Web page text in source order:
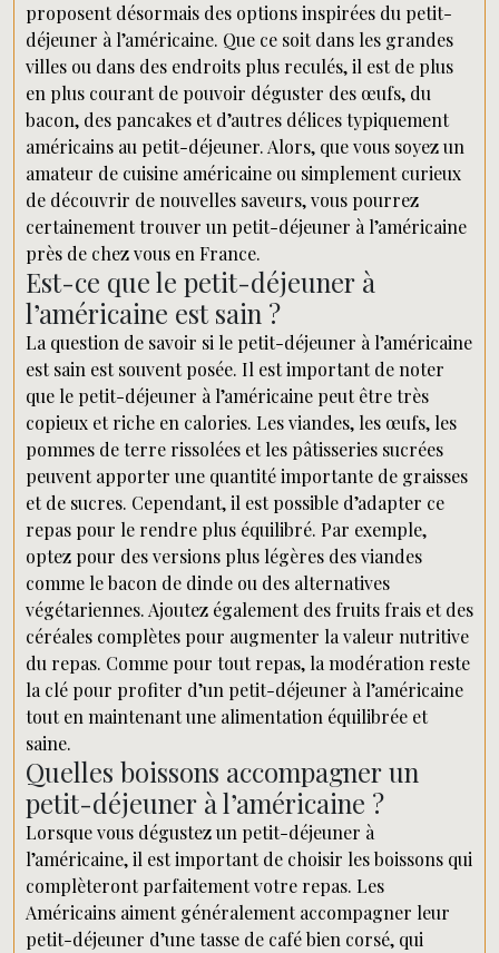
proposent désormais des options inspirées du petit-
déjeuner à l’américaine. Que ce soit dans les grandes
villes ou dans des endroits plus reculés, il est de plus
en plus courant de pouvoir déguster des œufs, du
bacon, des pancakes et d’autres délices typiquement
américains au petit-déjeuner. Alors, que vous soyez un
amateur de cuisine américaine ou simplement curieux
de découvrir de nouvelles saveurs, vous pourrez
certainement trouver un petit-déjeuner à l’américaine
près de chez vous en France.
Est-ce que le petit-déjeuner à
l’américaine est sain ?
La question de savoir si le petit-déjeuner à l’américaine
est sain est souvent posée. Il est important de noter
que le petit-déjeuner à l’américaine peut être très
copieux et riche en calories. Les viandes, les œufs, les
pommes de terre rissolées et les pâtisseries sucrées
peuvent apporter une quantité importante de graisses
et de sucres. Cependant, il est possible d’adapter ce
repas pour le rendre plus équilibré. Par exemple,
optez pour des versions plus légères des viandes
comme le bacon de dinde ou des alternatives
végétariennes. Ajoutez également des fruits frais et des
céréales complètes pour augmenter la valeur nutritive
du repas. Comme pour tout repas, la modération reste
la clé pour profiter d’un petit-déjeuner à l’américaine
tout en maintenant une alimentation équilibrée et
saine.
Quelles boissons accompagner un
petit-déjeuner à l’américaine ?
Lorsque vous dégustez un petit-déjeuner à
l’américaine, il est important de choisir les boissons qui
complèteront parfaitement votre repas. Les
Américains aiment généralement accompagner leur
petit-déjeuner d’une tasse de café bien corsé, qui